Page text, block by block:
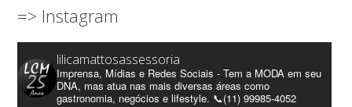
=> Instagram
lilicamattosassessoria
Imprensa, Mídias e Redes Sociais - Tem a MODA em seu
DNA, mas atua nas mais diversas áreas como
gastronomia, negócios e lifestyle. 📞(11) 99985-4052